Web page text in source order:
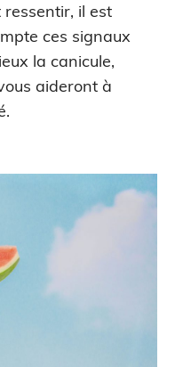
il est
ces signaux
la canicule,
aideront à